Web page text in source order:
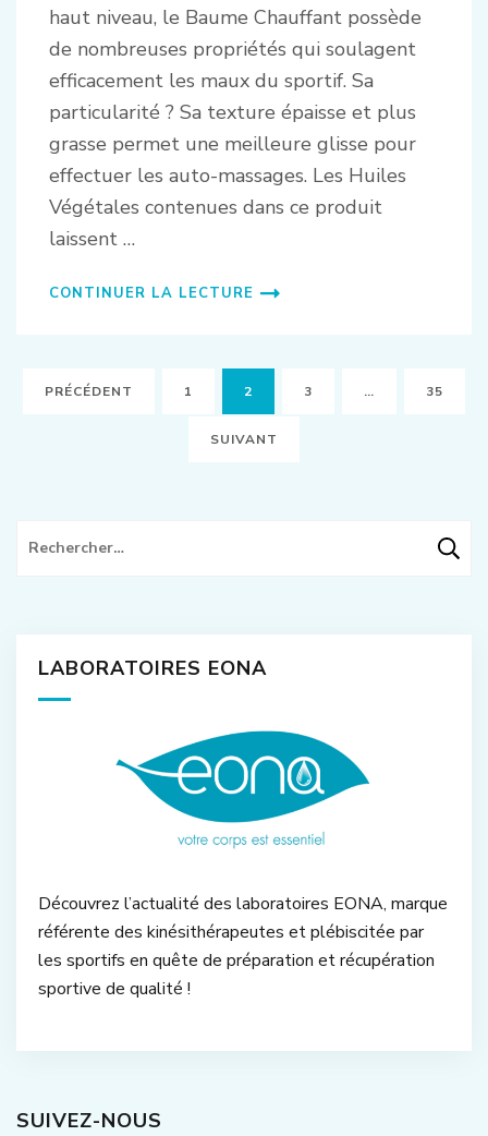
haut niveau, le Baume Chauffant possède
de nombreuses propriétés qui soulagent
efficacement les maux du sportif. Sa
particularité ? Sa texture épaisse et plus
grasse permet une meilleure glisse pour
effectuer les auto-massages. Les Huiles
Végétales contenues dans ce produit
laissent …
CONTINUER LA LECTURE
Navigation
PRÉCÉDENT PAGE
1 PAGE
2 PAGE
3 … PAGE
35
SUIVANT
Rechercher :
LABORATOIRES EONA
Découvrez l’actualité des laboratoires EONA, marque
référente des kinésithérapeutes et plébiscitée par
les sportifs en quête de préparation et récupération
sportive de qualité !
SUIVEZ-NOUS